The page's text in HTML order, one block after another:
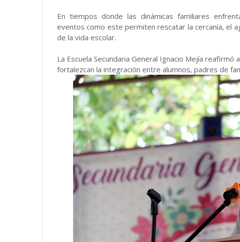
En tiempos donde las dinámicas familiares
eventos como este permiten rescatar la cercanía, el
de la vida escolar.
La Escuela Secundaria General Ignacio Mejía
fortalezcan la integración entre alumnos, padres de